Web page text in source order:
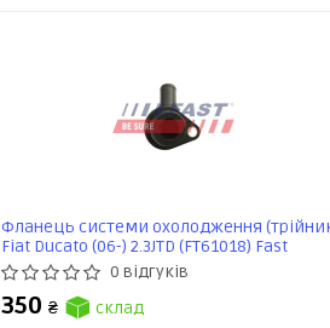
Фланець системи охолодження
Fiat Ducato (06-) 2.3JTD (FT61018) Fast
0 відгуків
350₴
склад